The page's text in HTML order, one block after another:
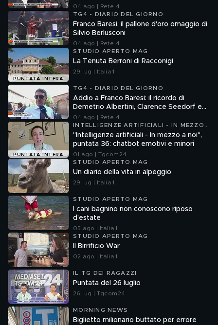
04 ago | Rete 4
TG4 - DIARIO DEL GIORNO
Franco Baresi, il pallone d'oro omaggio di
Silvio Berlusconi
04 ago | Rete 4
PUNTATA INTERA
STUDIO APERTO MAG
La Tenuta Berroni di Racconigi
29 lug | Italia 1
TG4 - DIARIO DEL GIORNO
Addio a Franco Baresi: il ricordo di
Demetrio Albertini, Clarence Seedorf e
Giovanni Galli
04 ago | Rete 4
PUNTATA INTERA
INTELLIGENZE ARTIFICIALI - IN MEZZO
A NOI
"Intelligenze artificiali - In mezzo a noi",
puntata 36: chatbot emotivi e minori
01 ago | Tgcom24
STUDIO APERTO MAG
Un diario della vita in alpeggio
29 lug | Italia 1
STUDIO APERTO MAG
I cani bagnino non conoscono riposo
d'estate
05 ago | Italia 1
STUDIO APERTO MAG
Il Birrificio War
02 ago | Italia 1
IL TG DEI RAGAZZI
Puntata del 26 luglio
26 lug | Tgcom24
MORNING NEWS
Biglietto milionario buttato per errore